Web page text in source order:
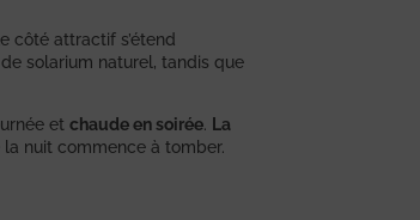
côté attractif s’étend
solarium naturel, tandis que
etchaude en soirée. La
nuit commence à tomber.